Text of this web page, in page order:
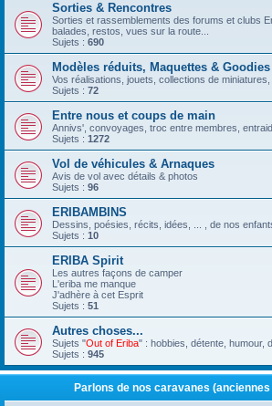
Sorties & Rencontres
Sorties et rassemblements des forums et clubs
balades, restos, vues sur la route...
Sujets : 690
Modèles réduits, Maquettes & Goodies
Vos réalisations, jouets, collections de miniatures,
Sujets : 72
Entre nous et coups de main
Annivs', convoyages, troc entre membres,
Sujets : 1272
Vol de véhicules & Arnaques
Avis de vol avec détails & photos
Sujets : 96
ERIBAMBINS
Dessins, poésies, récits, idées, ... , de nos
Sujets : 10
ERIBA Spirit
Les autres façons de camper
L'eriba me manque
J'adhère à cet Esprit
Sujets : 51
Autres choses...
Sujets "Out of Eriba" : hobbies, détente, humour,
Sujets : 945
Parlons de nos caravanes